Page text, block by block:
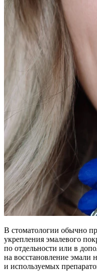
В стоматологии обычно
укрепления эмалевого
по отдельности или в
на восстановление эмали
и используемых